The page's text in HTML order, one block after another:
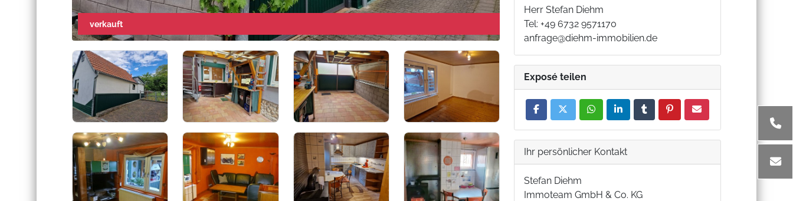
verkauft
Herr Stefan Diehm
Tel: +49 6732 9571170
anfrage@diehm-immobilien.de
Exposé teilen
Ihr persönlicher Kontakt
Stefan Diehm
Immoteam GmbH & Co. KG